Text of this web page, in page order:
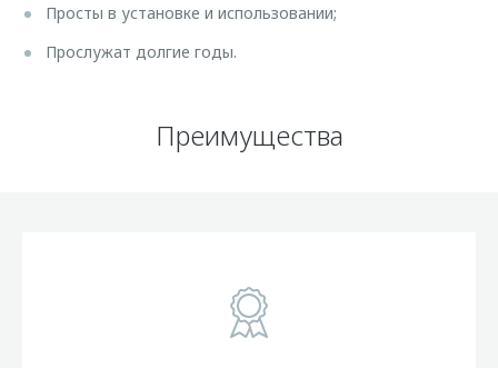
Просты в установке и использовании;
Прослужат долгие годы.
Преимущества